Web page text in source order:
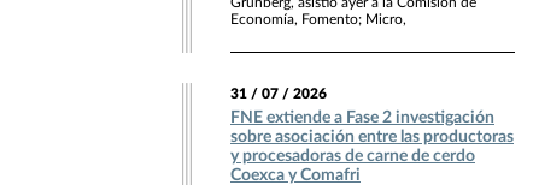
Economía, Fomento; Micro,
31 / 07 / 2026
FNE extiende a Fase 2 investigación
sobre asociación entre las productoras
y procesadoras de carne de cerdo
Coexca y Comafri